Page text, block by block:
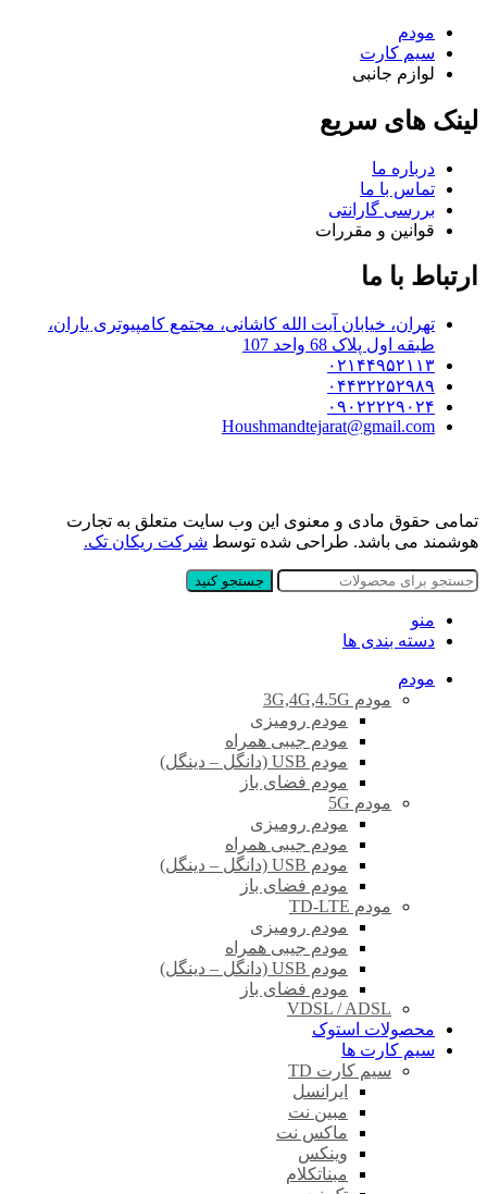
مودم
سیم کارت
لوازم جانبی
لینک های سریع
درباره ما
تماس با ما
بررسی گارانتی
قوانین و مقررات
ارتباط با ما
تهران، خیابان آیت الله کاشانی، مجتمع کامپیوتری یاران،
طبقه اول پلاک 68 واحد 107
۰۲۱۴۴۹۵۲۱۱۳
۰۴۴۳۲۲۵۲۹۸۹
۰۹۰۲۲۲۲۹۰۲۴
Houshmandtejarat@gmail.com
تمامی حقوق مادی و معنوی این وب سایت متعلق به تجارت
هوشمند می باشد. طراحی شده توسط شرکت ریکان تک.
جستجو کنید
منو
دسته بندی ها
مودم
مودم 3G,4G,4.5G
مودم رومیزی
مودم جیبی همراه
مودم USB (دانگل – دینگل)
مودم فضای باز
مودم 5G
مودم رومیزی
مودم جیبی همراه
مودم USB (دانگل – دینگل)
مودم فضای باز
مودم TD-LTE
مودم رومیزی
مودم جیبی همراه
مودم USB (دانگل – دینگل)
مودم فضای باز
VDSL / ADSL
محصولات استوک
سیم کارت ها
سیم کارت TD
ایرانسل
مبین نت
ماکس نت
وینکس
مبناتکلام